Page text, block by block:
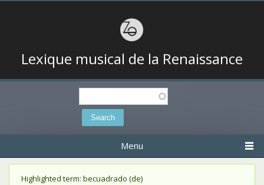
Lexique musical de la Renaissance
Search
Menu
Status message
Highlighted term: becuadrado (de)